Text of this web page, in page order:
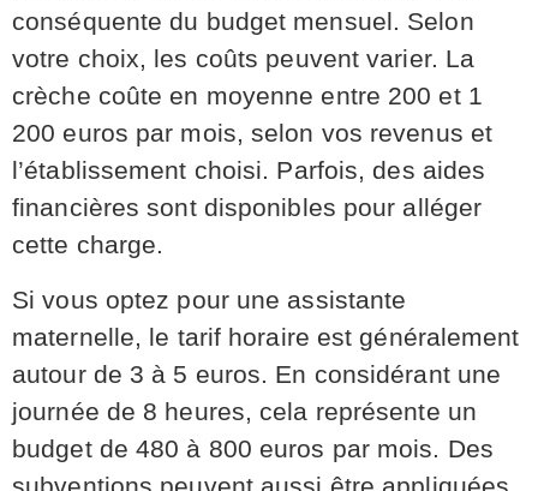
conséquente du budget mensuel. Selon
votre choix, les coûts peuvent varier. La
crèche coûte en moyenne entre 200 et 1
200 euros par mois, selon vos revenus et
l’établissement choisi. Parfois, des aides
financières sont disponibles pour alléger
cette charge.
Si vous optez pour une assistante
maternelle, le tarif horaire est généralement
autour de 3 à 5 euros. En considérant une
journée de 8 heures, cela représente un
budget de 480 à 800 euros par mois. Des
subventions peuvent aussi être appliquées